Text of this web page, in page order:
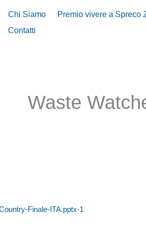
Chi Siamo Premio vivere a Spreco
Contatti
Waste
Finale-ITA.pptx-1